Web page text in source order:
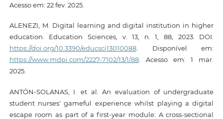
Acesso em: 22 fev. 2025.
ALENEZI, M. Digital learning and digital institution in higher
education. Education Sciences, v. 13, n. 1, 88, 2023. DOI:
https://doi.org/10.3390/educsci13010088. Disponível em:
https://www.mdpi.com/2227-7102/13/1/88. Acesso em: 1 mar.
2025.
ANTÓN-SOLANAS, I. et al. An evaluation of undergraduate
student nurses' gameful experience whilst playing a digital
escape room as part of a first-year module: A cross-sectional